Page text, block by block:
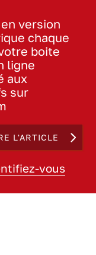
version
chaque
boite
ligne
aux
sur
L'ARTICLE
vous